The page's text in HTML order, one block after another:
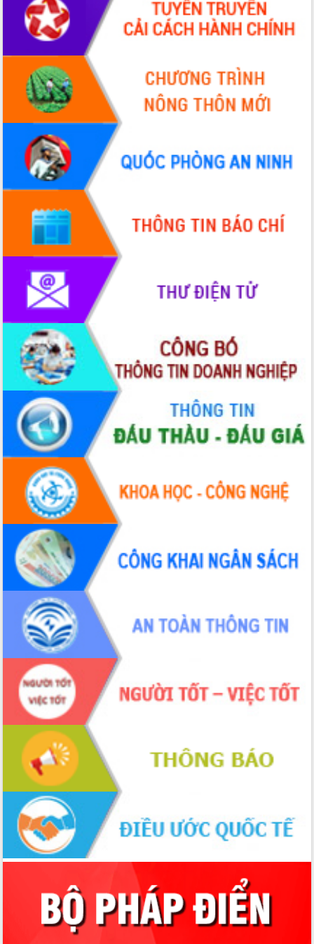
Tập huấn ứng dụng trí tuệ nhân tạo (AI)
trong thương mại điện tử năm 2026
Đoàn đại biểu Quốc hội tỉnh Đắk Lắk
trao đổi thông tin trước Kỳ họp thứ
nhất, Quốc hội khóa XVI
Quyết liệt cải cách hành chính, khơi
thông nguồn lực phát triển
Nâng cao hiệu lực, hiệu quả HĐND
tỉnh thông qua hiện đại hóa hành chính
Xã Ea Phê gắn cải cách hành chính với
chuyển đổi số
Phó Chủ tịch Thường trực UBND tỉnh
Hồ Thị Nguyên Thảo làm việc tại Trung
tâm Phục vụ hành chính công xã Ea
Xây dựng nền hành chính số đồng
hành cùng nông dân dân, doanh nghiệp
Giai đoạn 2026-2030, Đắk Lắk phấn
đấu có 77% xã đạt chuẩn nông thôn
Chuyển đổi số 'mở đường' cho nông
nghiệp Đắk Lắk tăng trưởng bứt phá
Triển khai đồng bộ đo đạc, lập hồ sơ
địa chính, hoàn thiện cơ sở dữ liệu đất
đai
Ứng dụng sinh trắc học - Bước tiến
trong hành trình chuyển đổi số tại Đắk
Lắk
Đắk Lắk nâng cao hiệu quả công tác
Đảng từ Sổ tay đảng viên điện tử
Đắk Lắk đẩy mạnh nuôi biển công
nghệ, hướng tới phát triển thủy sản
bền vững
Tập huấn nâng cao năng lực triển khai
chuyển đổi số cho cán bộ, công chức
cấp xã
Đắk Lắk phát động hưởng ứng Ngày
Quyền của người tiêu dùng Việt Nam
2026
Đẩy mạnh cải cách hành chính, quyết
tâm đạt được mục tiêu tăng trưởng
hai con số trong năm 2026
Tổ chức trang trọng Lễ hội Đền thờ
Lương Văn Chánh năm 2026
Phó Bí thư Tỉnh ủy Đắk Lắk Đỗ Hữu
Huy giữ chức Bí thư Đảng ủy Ủy Ban
Nhân dân tỉnh
Bệnh án điện tử thúc đẩy chuyển đổi
số y tế tại Đắk Lắk
Chuyển đổi số thư viện: Mở rộng
không gian tri thức trong thời đại số
Đánh giá, rút kinh nghiệm công tác tổ
chức diễn tập trước ngày bầu cử
Chương trình “Gặp gỡ hữu nghị –
Friendship Meeting New Year 2026”
Bầu cử Quốc hội và HĐND: Cử tri Đắk
Lắk gửi gắm niềm tin, kỳ vọng vào lá
Đắk Lắk sẵn sàng các điều kiện cho
Ngày hội bầu cử đại biểu Quốc hội
khóa XVI và HĐND các cấp nhiệm kỳ